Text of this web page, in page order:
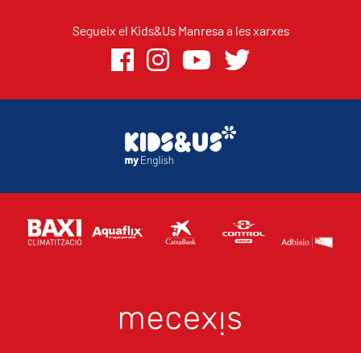
Segueix el Kids&Us Manresa a les xarxes